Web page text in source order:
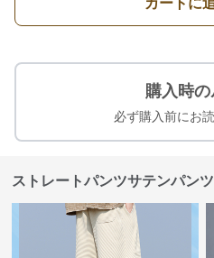
カートに
購入時
必ず購入前にお
ストレートパンツサテンパン